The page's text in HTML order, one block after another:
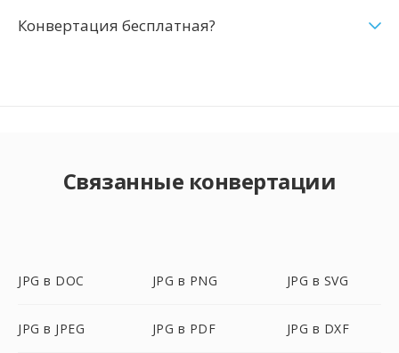
Конвертация бесплатная?
Связанные конвертации
JPG в DOC JPG в PNG JPG в SVG
JPG в JPEG JPG в PDF JPG в DXF